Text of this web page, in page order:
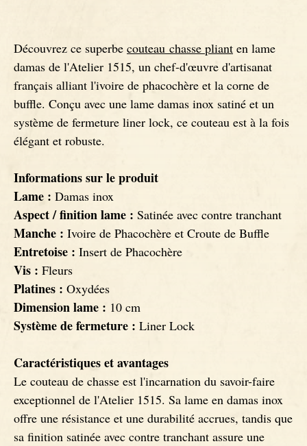
Découvrez ce superbe couteau chasse pliant en lame
damas de l'Atelier 1515, un chef-d'œuvre d'artisanat
français alliant l'ivoire de phacochère et la corne de
buffle. Conçu avec une lame damas inox satiné et un
système de fermeture liner lock, ce couteau est à la fois
élégant et robuste.
Informations sur le produit
Lame : Damas inox
Aspect / finition lame : Satinée avec contre tranchant
Manche : Ivoire de Phacochère et Croute de Buffle
Entretoise : Insert de Phacochère
Vis : Fleurs
Platines : Oxydées
Dimension lame : 10 cm
Système de fermeture : Liner Lock
Caractéristiques et avantages
Le couteau de chasse est l'incarnation du savoir-faire
exceptionnel de l'Atelier 1515. Sa lame en damas inox
offre une résistance et une durabilité accrues, tandis que
sa finition satinée avec contre tranchant assure une
Couteaux Morta
Couteaux Loupe d'Orme
Couteaux Mouflon
Couteaux Ebène